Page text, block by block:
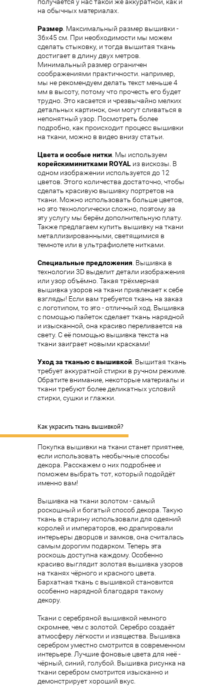
на обычных материалах.
Размер. Максимальный размер вышивки -
36х45 см. При необходимости мы можем
сделать стыковку, и тогда вышитая ткань
достигает в длину двух метров.
Минимальный размер ограничен
соображениями практичности. например,
мы не рекомендуем делать текст меньше 4
мм в высоту, потому что прочесть его будет
трудно. Это касается и чрезвычайно мелких
детальных картинок, они могут сливаться в
непонятный узор. Посмотреть более
подробно, как происходит процесс вышивки
на ткани, можно в видео внизу статьи.
Цвета и особые нитки. Мы используем
корейскиминиткамиROYALиз вискозы. В
одном изображении используется до 12
цветов. Этого количества достаточно, чтобы
сделать красивую вышивку портретов на
ткани. Можно использовать больше цветов,
но это технологически сложно, поэтому за
эту услугу мы берём дополнительную плату.
Также предлагаем купить вышивку на ткани
металлизированными, светящимися в
темноте или в ультрафиолете нитками.
Специальные предложения Вышивка в
технологии 3Dвыделит детали изображения
или узор объёмно. Такая трёхмерная
вышивка узоров на ткани привлекает к себе
взгляды! Если вам требуется ткань на заказ
с логотипом, то это - отличный ход. Вышивка
с помощью пайетоксделает ткань нарядной
и изысканной, она красиво переливается на
свету. С её помощью вышивка текста на
ткани заиграет новыми красками!
Уход за тканью с вышивкой. Вышитая ткань
требует аккуратной стирки в ручном режиме.
Обратите внимание, некоторые материалы и
ткани требуют более деликатных условий
стирки, сушки и глажки.
Как украсить ткань вышивкой?
Покупка вышивки на ткани станет приятнее,
если использовать необычные способы
декора. Расскажем о них подробнее и
поможем выбрать тот, который подойдёт
именно вам!
Вышивка на ткани золотом - самый
роскошный и богатый способ декора. Такую
ткань в старину использовали для одеяний
королей и императоров, ею драпировали
интерьеры дворцов и замков, она считалась
самым дорогим подарком. Теперь эта
роскошь доступна каждому. Особенно
красиво выглядит золотая вышивка узоров
на тканях чёрного и красного цвета.
Бархатная ткань с вышивкой становится
особенно нарядной благодаря такому
декору.
Ткани с серебряной вышивкой немного
скромнее, чем с золотой. Серебро создаёт
атмосферу лёгкости и изящества. Вышивка
серебром уместно смотрится в современном
интерьере. Лучшие фоновые цвета для неё -
чёрный, синий, голубой. Вышивка рисунка на
ткани серебром смотрится изысканно и
демонстрирует хороший вкус.